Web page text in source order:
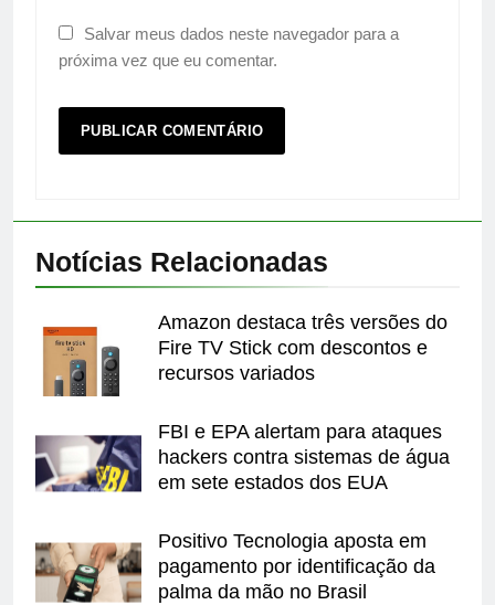
Salvar meus dados neste navegador para a
próxima vez que eu comentar.
Notícias Relacionadas
Amazon destaca três versões do
Fire TV Stick com descontos e
recursos variados
FBI e EPA alertam para ataques
hackers contra sistemas de água
em sete estados dos EUA
Positivo Tecnologia aposta em
pagamento por identificação da
palma da mão no Brasil